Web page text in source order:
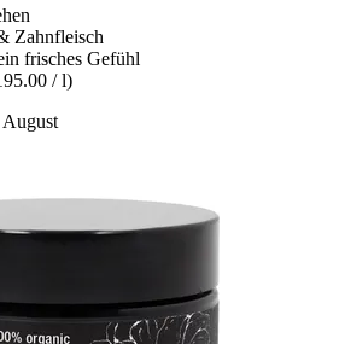
Zahnfleisch
frisches Gefühl
/ l)